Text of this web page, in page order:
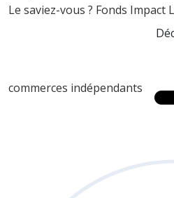
Le saviez-vous ? Fonds Impact
commerces indépendants